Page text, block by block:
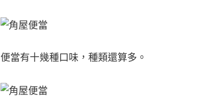
便當有十幾種口味，種類還算多。